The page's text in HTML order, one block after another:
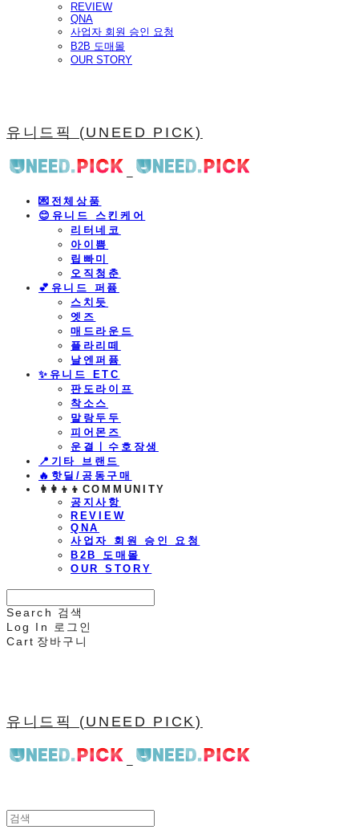
REVIEW
QNA
사업자 회원 승인 요청
B2B 도매몰
OUR STORY
유니드픽 (UNEED PICK)
💌전체상품
😊유니드 스킨케어
리터네코
아이쁨
립빠미
오직청춘
💕유니드 퍼퓸
스치듯
엣즈
매드라운드
플라리떼
날엔퍼퓸
​✨유니드 ETC
판도라이프
착소스
말랑두두
피어몬즈
운결ㅣ수호장생
📍기타 브랜드
🔥핫딜/공동구매
👩‍👩‍👦‍👦COMMUNITY
공지사항
REVIEW
QNA
사업자 회원 승인 요청
B2B 도매몰
OUR STORY
Search
검색
Log In
로그인
Cart 장바구니
유니드픽 (UNEED PICK)